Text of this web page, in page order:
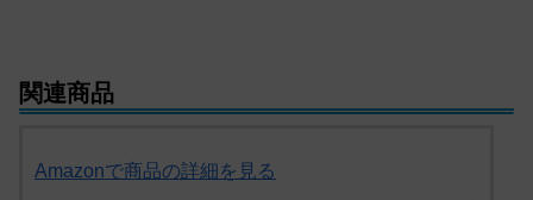
関連商品
Amazonで商品の詳細を見る